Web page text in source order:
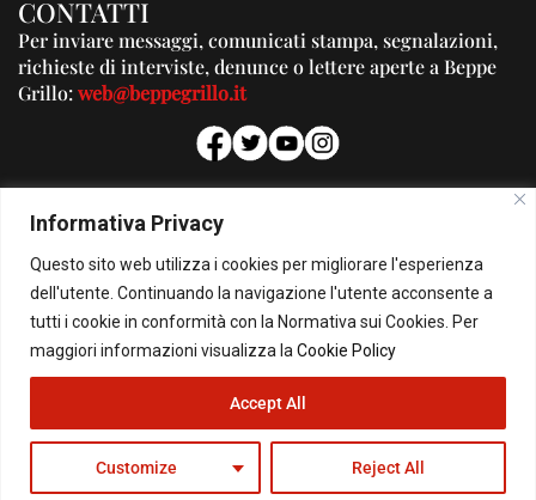
Informativa Privacy
Questo sito web utilizza i cookies per migliorare l'esperienza
dell'utente. Continuando la navigazione l'utente acconsente a
tutti i cookie in conformità con la Normativa sui Cookies. Per
maggiori informazioni visualizza la Cookie Policy
Customize Reject All
Accept All
CONTATTI
Per inviare messaggi, comunicati stampa, segnalazioni,
richieste di interviste, denunce o lettere aperte a Beppe
Grillo:web@beppegrillo.it
PUBBLICITA'
Per la tua pubblicità su questo Blog:
pubblicita@beppegrillo.it
© Copyright 2026 - Il Blog di Beppe Grillo. All Rights Reserved - Powered by
happygrafic.com